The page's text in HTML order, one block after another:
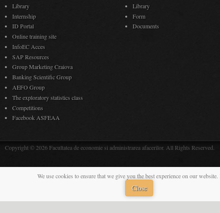
Library
Internship
ID Portal
Online training site
InfoEC Acces
SAP Resources
Group Marketing Craiova
Banking Scientific Group
AEFO Group
The exploratory statistics class
Competitions
Facebook ASFEAA
Library
Form
Documents
Copyright © 2026 Facultatea de economie si administrarea afacerilor. All Rights Reserved.
We use cookies to ensure that we give you the best experience on our
Close